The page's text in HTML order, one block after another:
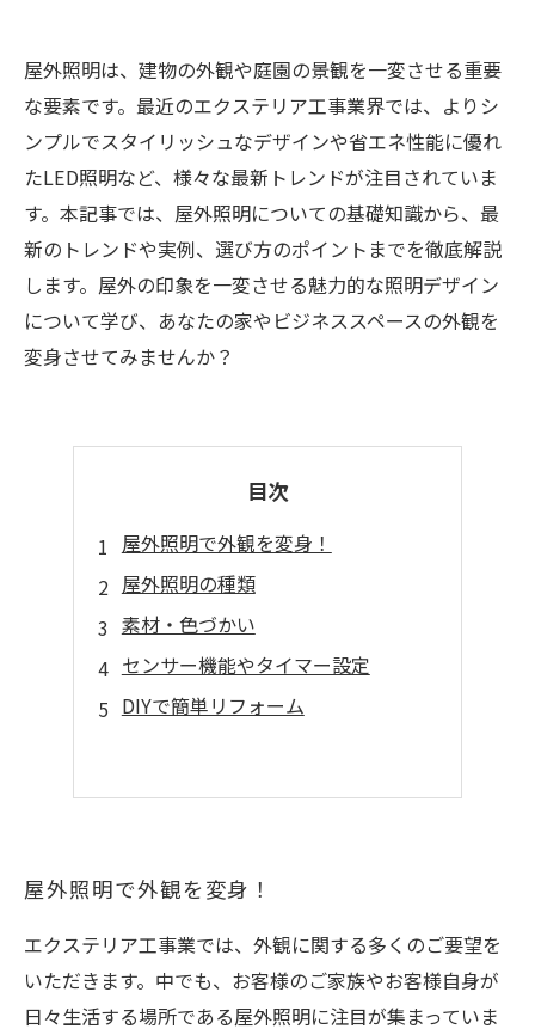
屋外照明は、建物の外観や庭園の景観を一変させる重要
な要素です。最近のエクステリア工事業界では、よりシ
ンプルでスタイリッシュなデザインや省エネ性能に優れ
たLED照明など、様々な最新トレンドが注目されていま
す。本記事では、屋外照明についての基礎知識から、最
新のトレンドや実例、選び方のポイントまでを徹底解説
します。屋外の印象を一変させる魅力的な照明デザイン
について学び、あなたの家やビジネススペースの外観を
変身させてみませんか？
目次
屋外照明で外観を変身！
屋外照明の種類
素材・色づかい
センサー機能やタイマー設定
DIYで簡単リフォーム
屋外照明で外観を変身！
エクステリア工事業では、外観に関する多くのご要望を
いただきます。中でも、お客様のご家族やお客様自身が
日々生活する場所である屋外照明に注目が集まっていま